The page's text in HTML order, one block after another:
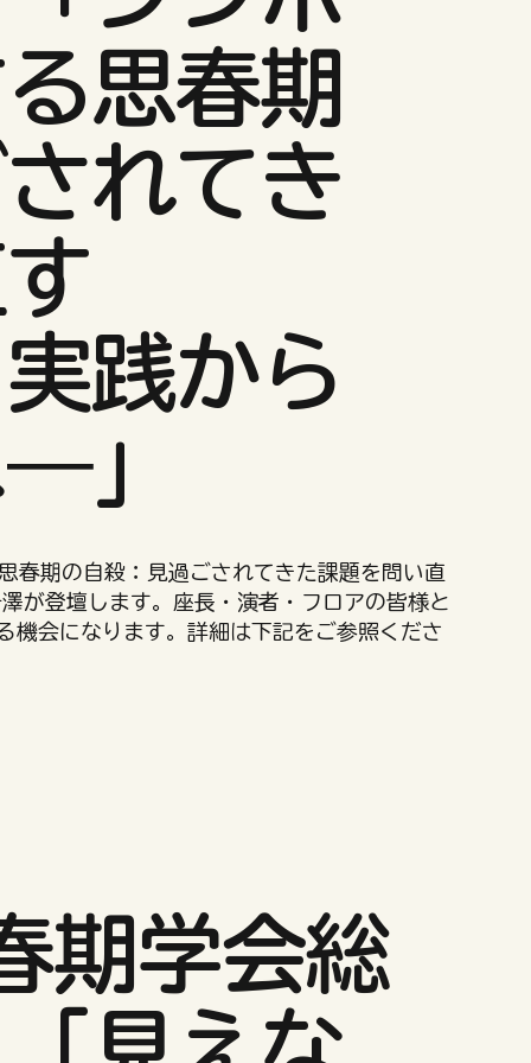
思春期
れてき
践から
」
春期の自殺：見過ごされてきた課題を問い直
が登壇します。座長・演者・フロアの皆様と
機会になります。詳細は下記をご参照くださ
期学会総